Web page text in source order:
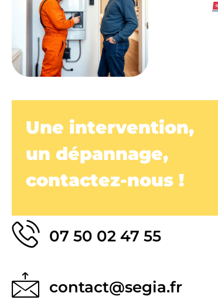
Une intervention,
un dépannage,
contactez-nous !
07 50 02 47 55
contact@segia.fr